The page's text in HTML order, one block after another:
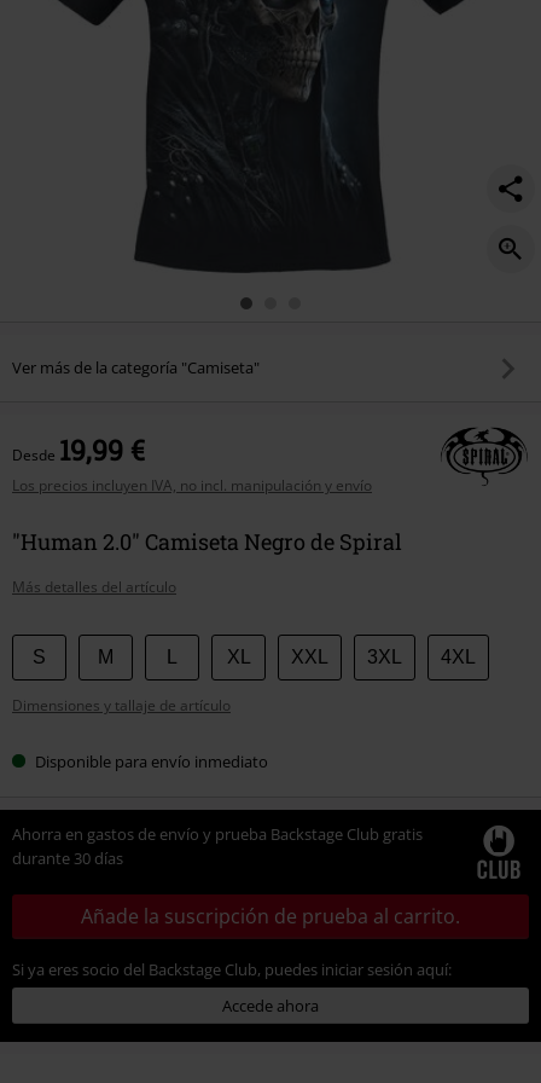
Ver más de la categoría "Camiseta"
Desde 19,99 €
Los precios incluyen IVA, no incl. manipulación y envío
"Human 2.0" Camiseta Negro de Spiral
Más detalles del artículo
Elige
tu
talla
S M XL XXL 3XL 4XL
Dimensiones y tallaje de artículo
Disponible para envío inmediato
Ahorra en gastos de envío y prueba Backstage Club gratis
durante 30 días
Añade la suscripción de prueba al carrito.
Si ya eres socio del Backstage Club, puedes iniciar sesión aquí:
Accede ahora